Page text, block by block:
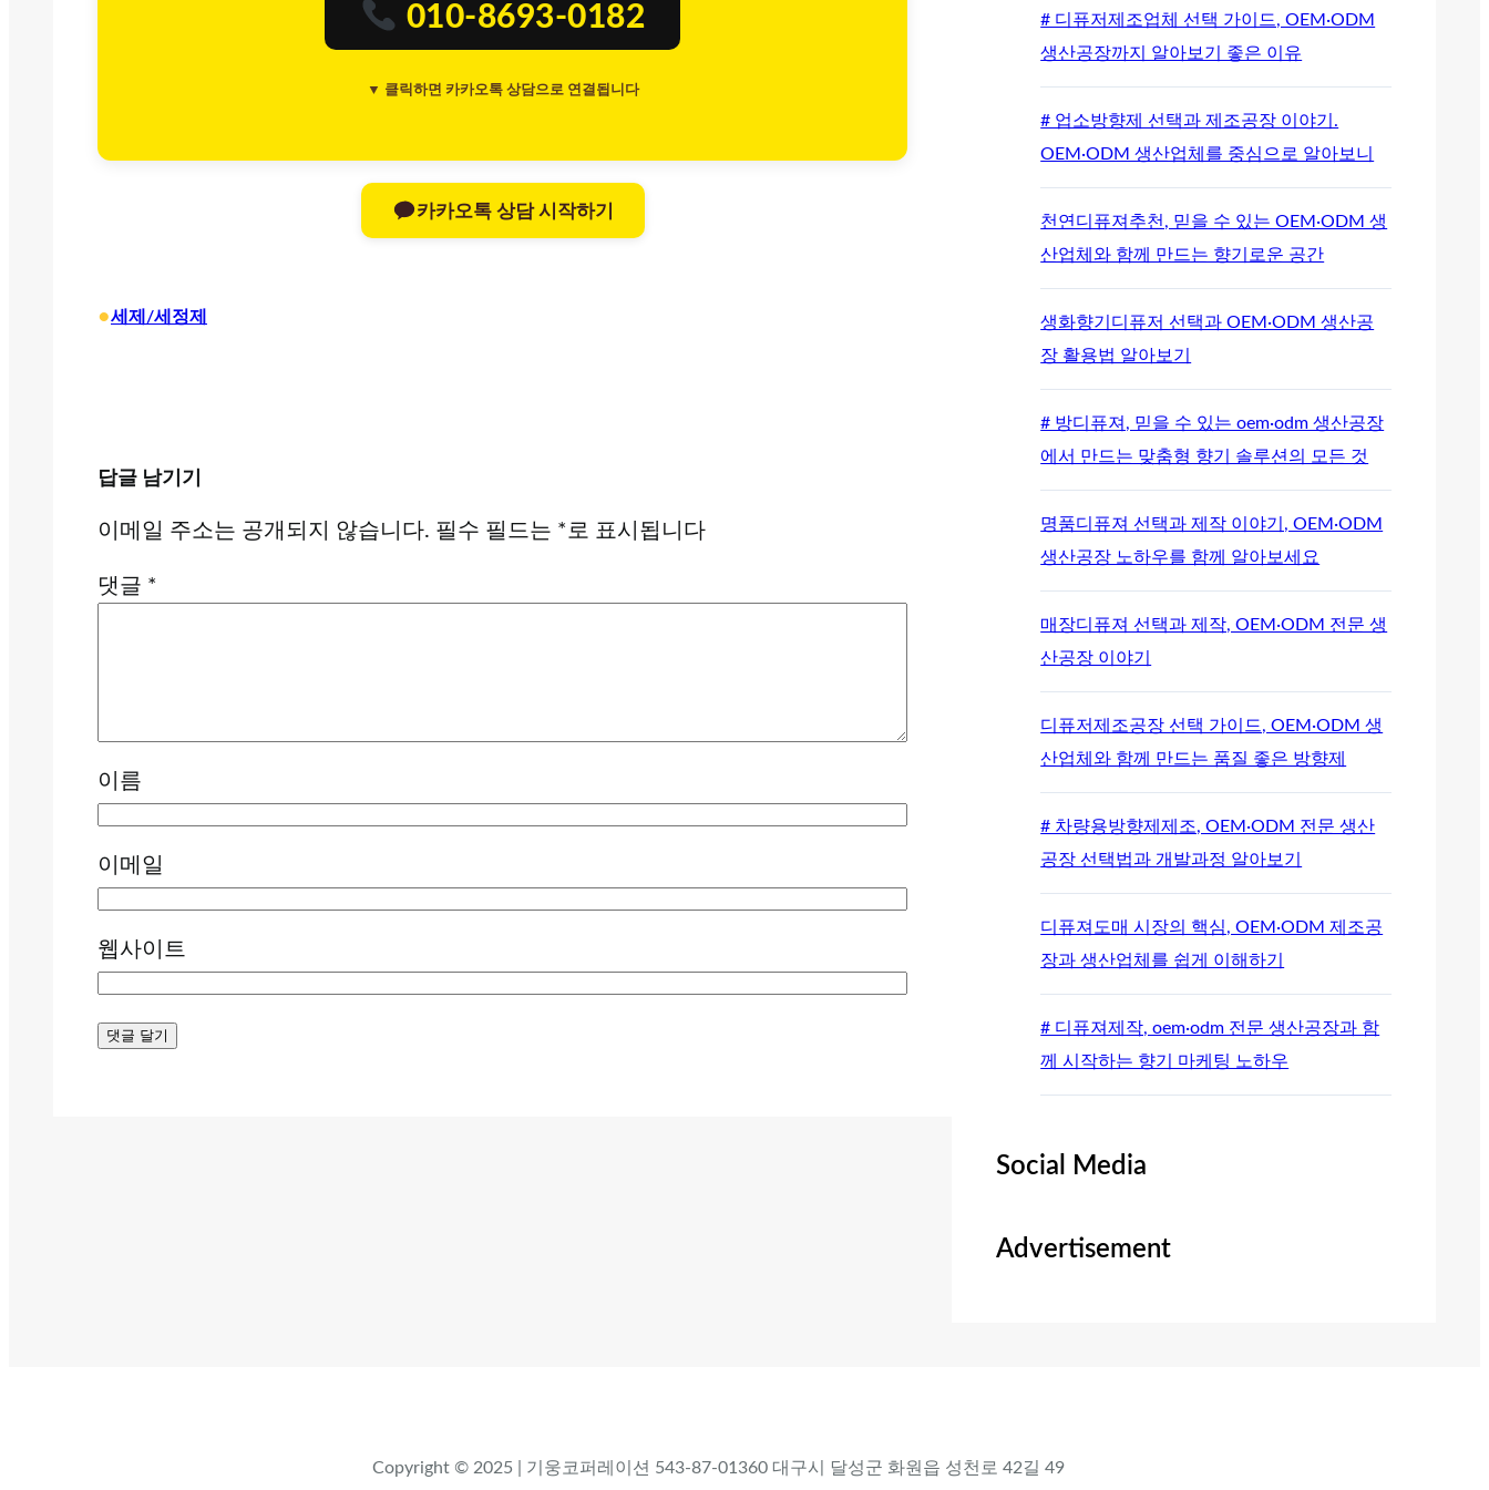
010-8693-0182
▼ 클릭하면 카카오톡 상담으로 연결됩니다
카카오톡 상담 시작하기
•세제/세정제
답글 남기기
이메일 주소는 공개되지 않습니다. 필수 필드는 *로 표시됩니다
댓글 *
이름
이메일
웹사이트
# 디퓨저제조업체 선택 가이드, OEM·ODM
생산공장까지 알아보기 좋은 이유
# 업소방향제 선택과 제조공장 이야기.
OEM·ODM 생산업체를 중심으로 알아보니
천연디퓨져추천, 믿을 수 있는 OEM·ODM 생
산업체와 함께 만드는 향기로운 공간
생화향기디퓨저 선택과 OEM·ODM 생산공
장 활용법 알아보기
# 방디퓨져, 믿을 수 있는 oem·odm 생산공장
에서 만드는 맞춤형 향기 솔루션의 모든 것
명품디퓨져 선택과 제작 이야기, OEM·ODM
생산공장 노하우를 함께 알아보세요
매장디퓨져 선택과 제작, OEM·ODM 전문 생
산공장 이야기
디퓨저제조공장 선택 가이드, OEM·ODM 생
산업체와 함께 만드는 품질 좋은 방향제
# 차량용방향제제조, OEM·ODM 전문 생산
공장 선택법과 개발과정 알아보기
디퓨져도매 시장의 핵심, OEM·ODM 제조공
장과 생산업체를 쉽게 이해하기
# 디퓨져제작, oem·odm 전문 생산공장과 함
께 시작하는 향기 마케팅 노하우
Social Media
Advertisement
Copyright © 2025 | 기웅코퍼레이션 543-87-01360 대구시 달성군 화원읍 성천로 42길 49